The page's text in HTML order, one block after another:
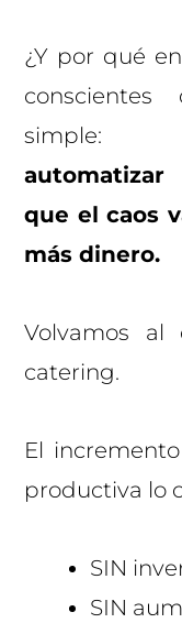
¿Y por qué
simple:
que el caos
más dinero.
Volvamos
catering.
El
productiva lo
SIN
SIN